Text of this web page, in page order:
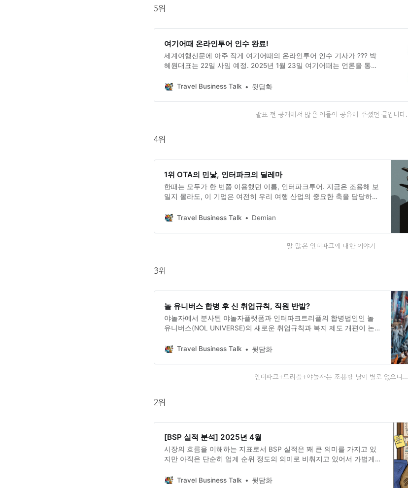
5위
여기어때 온라인투어 인수 완료!
세계여행신문에 아주 작게 여기어때의 온라인투어 인수 기사가 ??? 박
혜원대표는 22일 사임 예정. 2025년 1월 23일 여기어때는 언론을 통해
Travel Business Talk
뒷담화
발표 전 공개해서 많은 이들이 공유해 주셨던 글입니다.
4위
1위 OTA의 민낯, 인터파크의 딜레마
한때는 모두가 한 번쯤 이용했던 이름, 인터파크투어. 지금은 조용해 보
일지 몰라도, 이 기업은 여전히 우리 여행 산업의 중요한 축을 담당하고
지만, 이번 비행이 순항일지 착각일지는 아직 누구도 장담할 수 없습니
Travel Business Talk Demian
말 많은 인터파크에 대한 이야기
3위
놀 유니버스 합병 후 신 취업규칙, 직원 반발?
야놀자에서 분사된 야놀자플랫폼과 인터파크트리플의 합병법인인 놀
유니버스(NOL UNIVERSE)의 새로운 취업규칙과 복지 제도 개편이 논란
Travel Business Talk
뒷담화
인터파크+트리플+야놀자는 조용할 날이 별로 없으니...
2위
[BSP 실적 분석] 2025년 4월
시장의 흐름을 이해하는 지표로서 BSP 실적은 꽤 큰 의미를 가지고 있
지만 아직은 단순히 업계 순위 정도의 의미로 비춰지고 있어서 가볍게
고자 합니다.
Travel Business Talk 뒷담화